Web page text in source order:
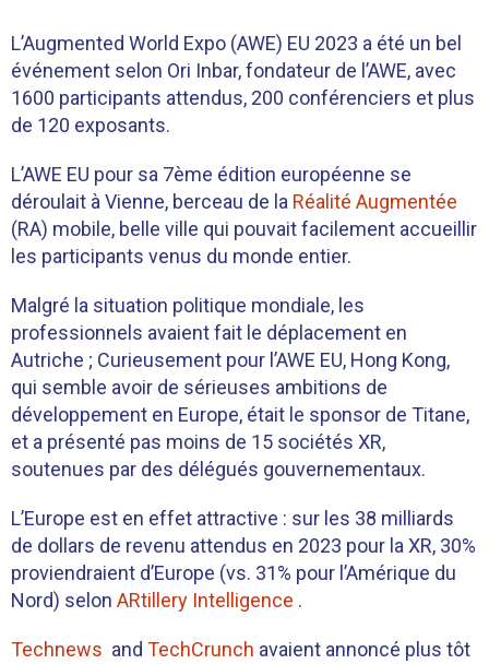
L’Augmented World Expo (AWE) EU 2023 a été un bel
événement selon Ori Inbar, fondateur de l’AWE, avec
1600 participants attendus, 200 conférenciers et plus
de 120 exposants.
L’AWE EU pour sa 7ème édition européenne se
déroulait à Vienne, berceau de la Réalité Augmentée
(RA) mobile, belle ville qui pouvait facilement accueillir
les participants venus du monde entier.
Malgré la situation politique mondiale, les
professionnels avaient fait le déplacement en
Autriche ; Curieusement pour l’AWE EU, Hong Kong,
qui semble avoir de sérieuses ambitions de
développement en Europe, était le sponsor de Titane,
et a présenté pas moins de 15 sociétés XR,
soutenues par des délégués gouvernementaux.
L’Europe est en effet attractive : sur les 38 milliards
de dollars de revenu attendus en 2023 pour la XR, 30%
proviendraient d’Europe (vs. 31% pour l’Amérique du
Nord) selon ARtillery Intelligence .
Technews and TechCrunch avaient annoncé plus tôt